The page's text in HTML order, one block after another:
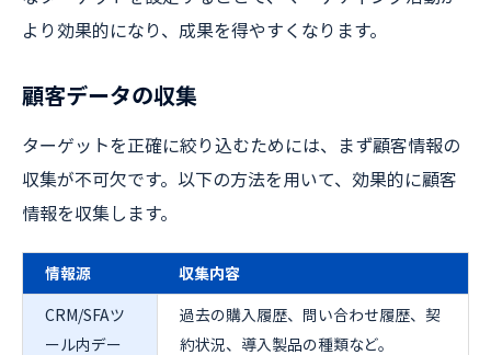
より効果的になり、成果を得やすくなります。
顧客データの収集
ターゲットを正確に絞り込むためには、まず顧客情報の
収集が不可欠です。以下の方法を用いて、効果的に顧客
情報を収集します。
情報源
収集内容
CRM/SFAツ
ール内デー
過去の購入履歴、問い合わせ履歴、契
約状況、導入製品の種類など。